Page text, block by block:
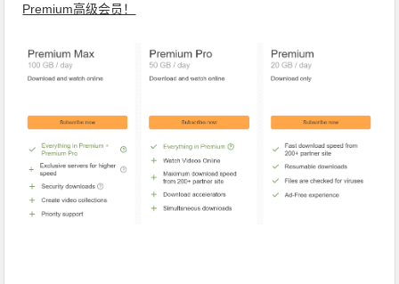
Premium高级会员！